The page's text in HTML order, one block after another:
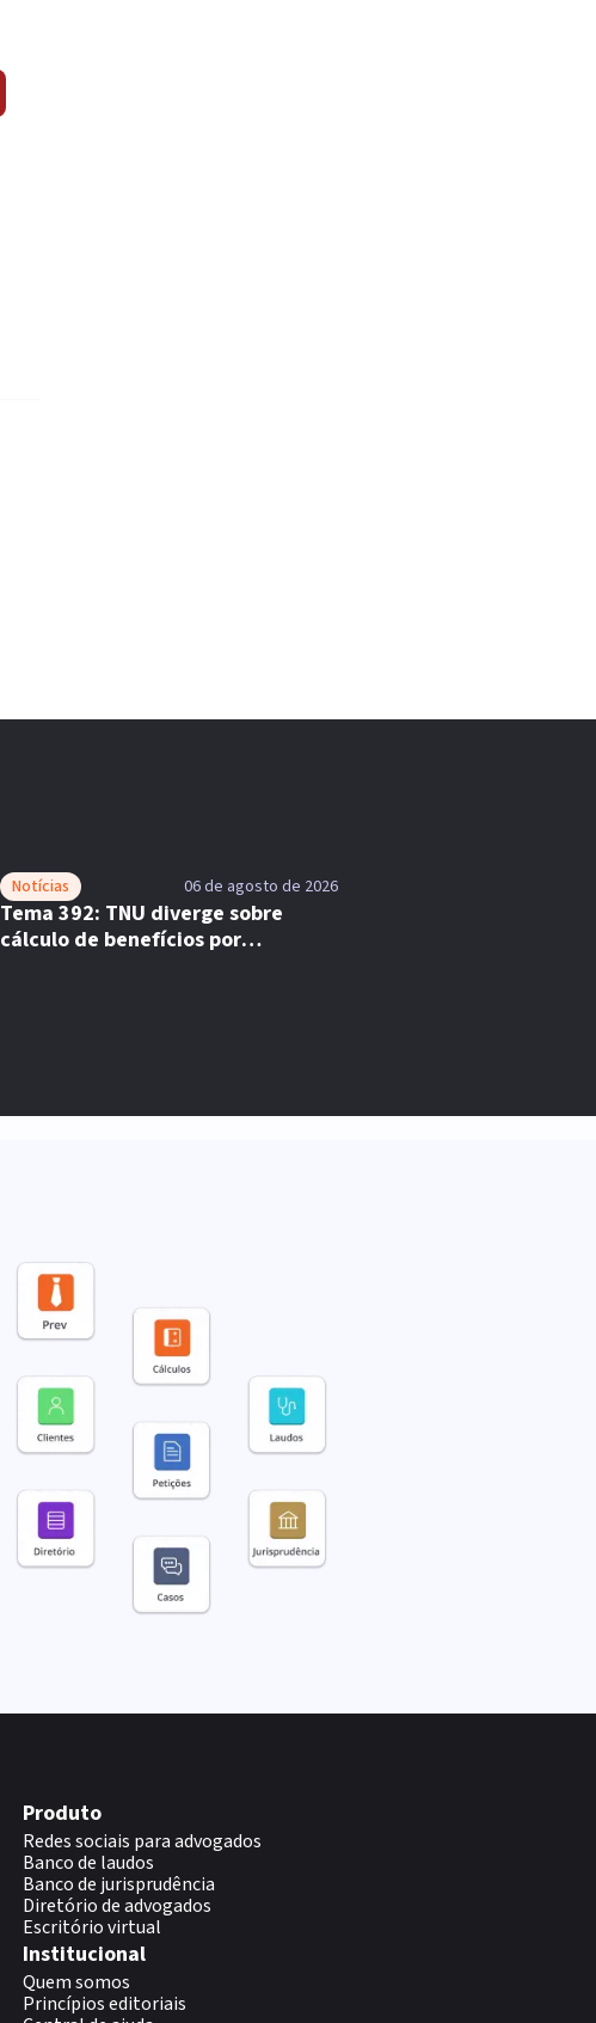
Notícias 06 de agosto de 2026
Tema 392: TNU diverge sobre
cálculo de benefícios por
Produto
Redes sociais para advogados
Banco de laudos
Banco de jurisprudência
Diretório de advogados
Escritório virtual
Institucional
Quem somos
Princípios editoriais